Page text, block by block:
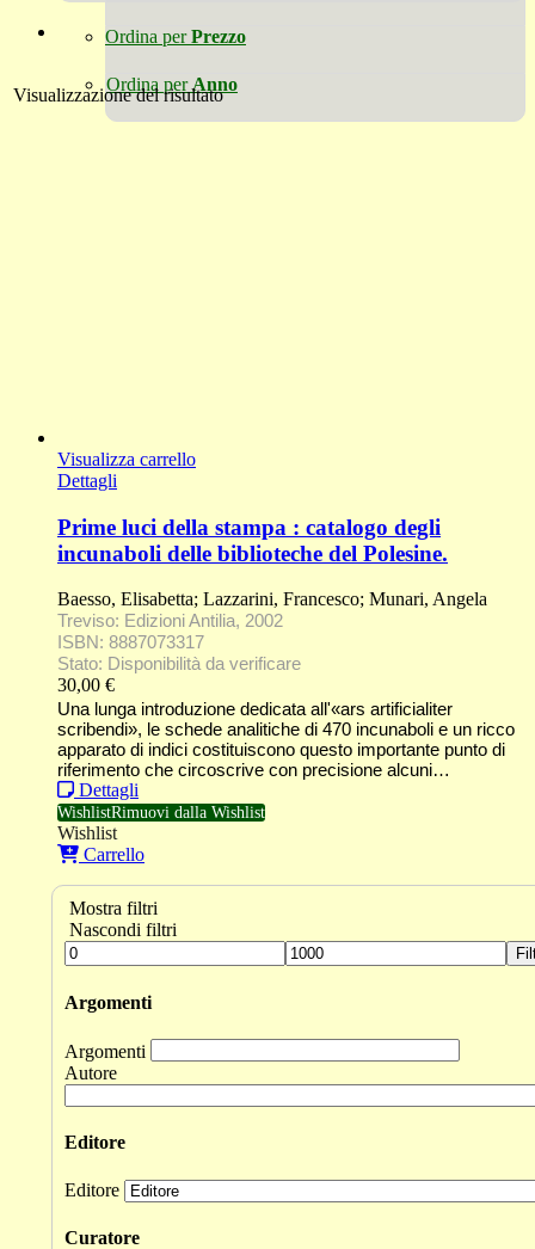
Ordina perPrezzo
Ordina perAnno
Visualizzazione del risultato
Visualizza carrello
Dettagli
Prime luci della stampa : catalogo degli
incunaboli delle biblioteche del Polesine.
Baesso, Elisabetta; Lazzarini, Francesco; Munari, Angela
Treviso: Edizioni Antilia, 2002
ISBN: 8887073317
Stato: Disponibilità da verificare
30,00 €
Una lunga introduzione dedicata all'«ars artificialiter
scribendi», le schede analitiche di 470 incunaboli e un ricco
apparato di indici costituiscono questo importante punto di
riferimento che circoscrive con precisione alcuni…
Dettagli
WishlistRimuovi dalla Wishlist
Wishlist
Carrello
Mostra filtri
Nascondi filtri
Argomenti
Argomenti
Autore
Editore
Editore
Curatore